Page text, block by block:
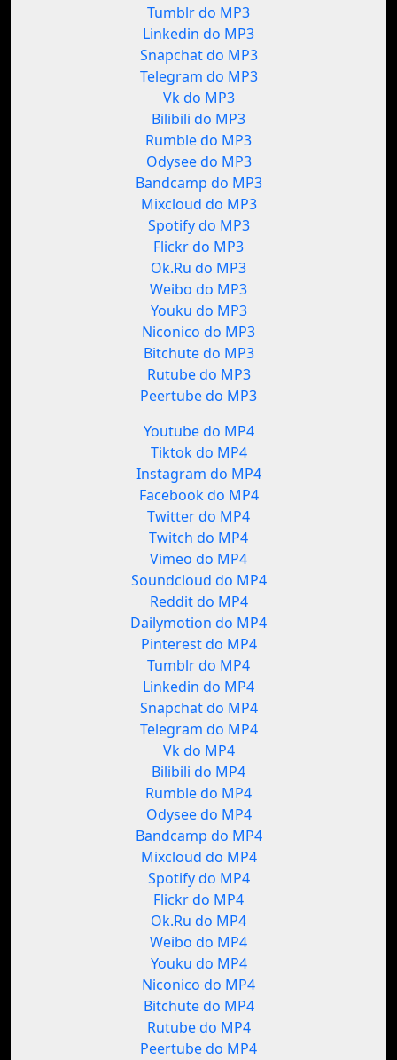
Tumblr do MP3
Linkedin do MP3
Snapchat do MP3
Telegram do MP3
Vk do MP3
Bilibili do MP3
Rumble do MP3
Odysee do MP3
Bandcamp do MP3
Mixcloud do MP3
Spotify do MP3
Flickr do MP3
Ok.Ru do MP3
Weibo do MP3
Youku do MP3
Niconico do MP3
Bitchute do MP3
Rutube do MP3
Peertube do MP3
Youtube do MP4
Tiktok do MP4
Instagram do MP4
Facebook do MP4
Twitter do MP4
Twitch do MP4
Vimeo do MP4
Soundcloud do MP4
Reddit do MP4
Dailymotion do MP4
Pinterest do MP4
Tumblr do MP4
Linkedin do MP4
Snapchat do MP4
Telegram do MP4
Vk do MP4
Bilibili do MP4
Rumble do MP4
Odysee do MP4
Bandcamp do MP4
Mixcloud do MP4
Spotify do MP4
Flickr do MP4
Ok.Ru do MP4
Weibo do MP4
Youku do MP4
Niconico do MP4
Bitchute do MP4
Rutube do MP4
Peertube do MP4